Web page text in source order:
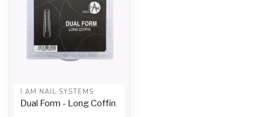
I.AM NAIL SYSTEMS
Dual Form - Long Coffin